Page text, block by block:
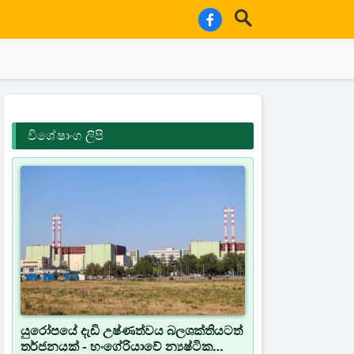
විශේෂාංග ලිපි
යුරෝපයේ දැඩි උෂ්ණත්වය බලශක්තියටත්
තර්ජනයක් - හංගේරියාවේ න්‍යෂ්ටික